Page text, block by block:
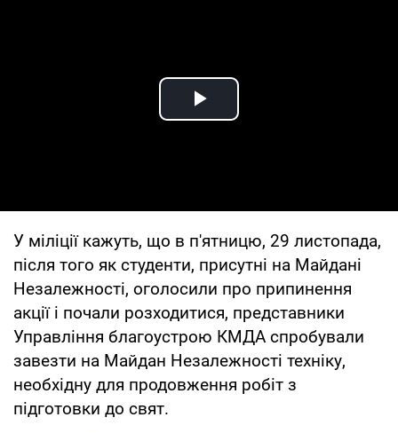
Play Video
У міліції кажуть, що в п'ятницю, 29 листопада,
після того як студенти, присутні на Майдані
Незалежності, оголосили про припинення
акції і почали розходитися, представники
Управління благоустрою КМДА спробували
завезти на Майдан Незалежності техніку,
необхідну для продовження робіт з
підготовки до свят.